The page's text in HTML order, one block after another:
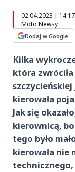
02.04.2023 | 14:17
Moto Newsy
Dodaj w Google
Kilka
która
kierowała
Jak się
kierownicą, bo
tego było
kierowała nie